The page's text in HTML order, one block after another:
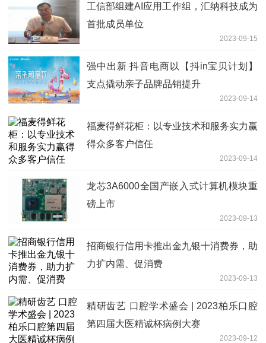
工信部组建AI应用工作组，汇纳科技成为
首批成员单位
2023-09-15
强中出新 抖音电商以【抖in宝贝计划】
支点撬动亲子品牌品销提升
2023-09-14
福麦得鲜花柜：以专业技术和服务实力赢
得众多客户信任
2023-09-14
龙芯3A6000全国产嵌入式计算机模块重
磅上市
2023-09-13
招商银行信用卡推出金九银十消费券，助
力扩内需、促消费
2023-09-13
精研齿艺 口腔学术盛会 | 2023柏乐口腔
第四届大医精诚杯病例大赛
2023-09-12